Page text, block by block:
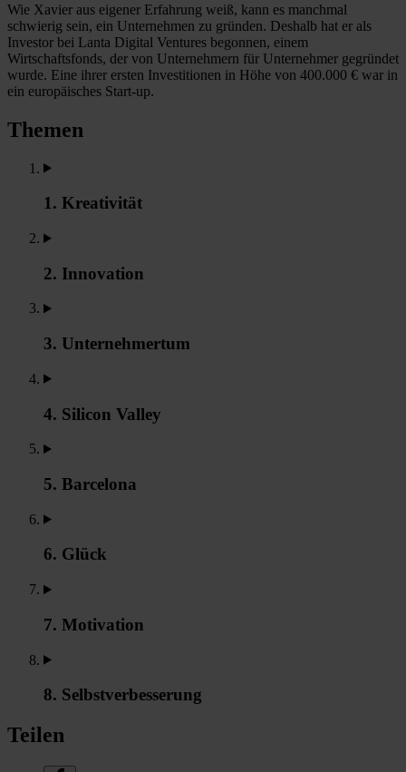
Wie Xavier aus eigener Erfahrung weiß, kann es manchmal
schwierig sein, ein Unternehmen zu gründen. Deshalb hat er als
Investor bei Lanta Digital Ventures begonnen, einem
Wirtschaftsfonds, der von Unternehmern für Unternehmer gegründet
wurde. Eine ihrer ersten Investitionen in Höhe von 400.000 € war in
ein europäisches Start-up.
Themen
1. Kreativität
2. Innovation
3. Unternehmertum
4. Silicon Valley
5. Barcelona
6. Glück
7. Motivation
8. Selbstverbesserung
Teilen